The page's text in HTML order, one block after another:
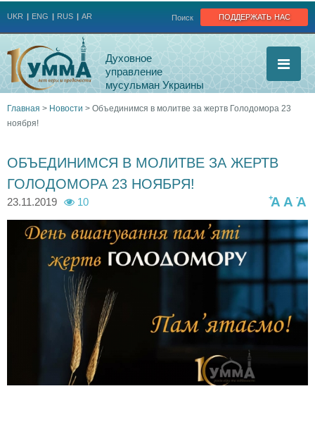
поддержать нас
Поиск
UKR ENG RUS AR
Духовное
управление
мусульман Украины
Вы
здесь
Главная > Новости > Объединимся в молитве за жертв Голодомора 23
ноября!
ОБЪЕДИНИМСЯ В МОЛИТВЕ ЗА ЖЕРТВ
ГОЛОДОМОРА 23 НОЯБРЯ!
23.11.2019 10 -A
A
+A